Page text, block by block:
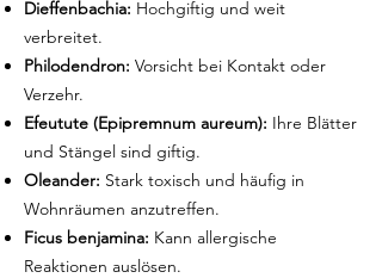
Dieffenbachia: Hochgiftig und weit
verbreitet.
Philodendron: Vorsicht bei Kontakt oder
Verzehr.
Efeutute (Epipremnum aureum): Ihre Blätter
und Stängel sind giftig.
Oleander: Stark toxisch und häufig in
Wohnräumen anzutreffen.
Ficus benjamina: Kann allergische
Reaktionen auslösen.